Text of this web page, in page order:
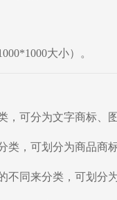
大小）。
，可分为文字商标、
类，可划分为商品商
不同来分类，可划分